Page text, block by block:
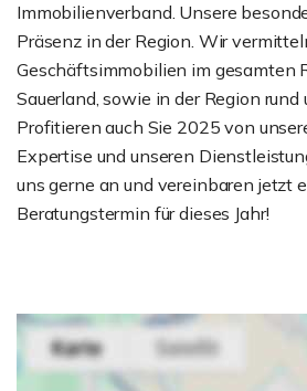
Immobilienverband. Unsere
Präsenz in der Region. Wir
Geschäftsimmobilien im gesamten
Sauerland, sowie in der Region rund
Profitieren auch Sie 2025 von
Expertise und unseren
uns gerne an und vereinbaren jetzt
Beratungstermin für dieses Jahr!